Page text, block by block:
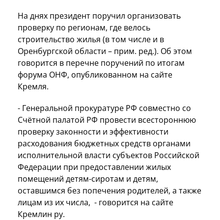
На днях президент поручил организовать
проверку по регионам, где велось
строительство жилья (в том числе и в
Оренбургской области – прим. ред.). Об этом
говорится в перечне поручений по итогам
форума ОНФ, опубликованном на сайте
Кремля.
- Генеральной прокуратуре РФ совместно со
Счётной палатой РФ провести всестороннюю
проверку законности и эффективности
расходования бюджетных средств органами
исполнительной власти субъектов Российской
Федерации при предоставлении жилых
помещений детям-сиротам и детям,
оставшимся без попечения родителей, а также
лицам из их числа, - говорится на сайте
Кремлин ру.